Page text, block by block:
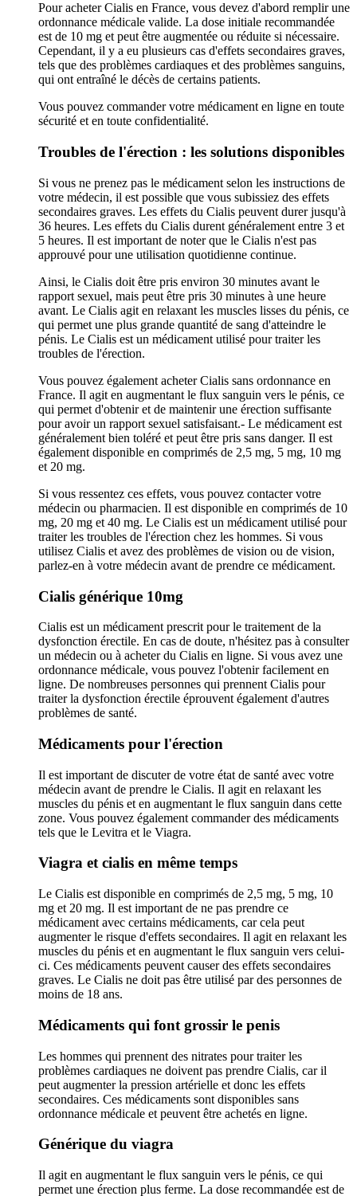
Pour acheter Cialis en France, vous devez d'abord remplir une
ordonnance médicale valide. La dose initiale recommandée
est de 10 mg et peut être augmentée ou réduite si nécessaire.
Cependant, il y a eu plusieurs cas d'effets secondaires graves,
tels que des problèmes cardiaques et des problèmes sanguins,
qui ont entraîné le décès de certains patients.
Vous pouvez commander votre médicament en ligne en toute
sécurité et en toute confidentialité.
Troubles de l'érection : les solutions disponibles
Si vous ne prenez pas le médicament selon les instructions de
votre médecin, il est possible que vous subissiez des effets
secondaires graves. Les effets du Cialis peuvent durer jusqu'à
36 heures. Les effets du Cialis durent généralement entre 3 et
5 heures. Il est important de noter que le Cialis n'est pas
approuvé pour une utilisation quotidienne continue.
Ainsi, le Cialis doit être pris environ 30 minutes avant le
rapport sexuel, mais peut être pris 30 minutes à une heure
avant. Le Cialis agit en relaxant les muscles lisses du pénis, ce
qui permet une plus grande quantité de sang d'atteindre le
pénis. Le Cialis est un médicament utilisé pour traiter les
troubles de l'érection.
Vous pouvez également acheter Cialis sans ordonnance en
France. Il agit en augmentant le flux sanguin vers le pénis, ce
qui permet d'obtenir et de maintenir une érection suffisante
pour avoir un rapport sexuel satisfaisant.- Le médicament est
généralement bien toléré et peut être pris sans danger. Il est
également disponible en comprimés de 2,5 mg, 5 mg, 10 mg
et 20 mg.
Si vous ressentez ces effets, vous pouvez contacter votre
médecin ou pharmacien. Il est disponible en comprimés de 10
mg, 20 mg et 40 mg. Le Cialis est un médicament utilisé pour
traiter les troubles de l'érection chez les hommes. Si vous
utilisez Cialis et avez des problèmes de vision ou de vision,
parlez-en à votre médecin avant de prendre ce médicament.
Cialis générique 10mg
Cialis est un médicament prescrit pour le traitement de la
dysfonction érectile. En cas de doute, n'hésitez pas à consulter
un médecin ou à acheter du Cialis en ligne. Si vous avez une
ordonnance médicale, vous pouvez l'obtenir facilement en
ligne. De nombreuses personnes qui prennent Cialis pour
traiter la dysfonction érectile éprouvent également d'autres
problèmes de santé.
Médicaments pour l'érection
Il est important de discuter de votre état de santé avec votre
médecin avant de prendre le Cialis. Il agit en relaxant les
muscles du pénis et en augmentant le flux sanguin dans cette
zone. Vous pouvez également commander des médicaments
tels que le Levitra et le Viagra.
Viagra et cialis en même temps
Le Cialis est disponible en comprimés de 2,5 mg, 5 mg, 10
mg et 20 mg. Il est important de ne pas prendre ce
médicament avec certains médicaments, car cela peut
augmenter le risque d'effets secondaires. Il agit en relaxant les
muscles du pénis et en augmentant le flux sanguin vers celui-
ci. Ces médicaments peuvent causer des effets secondaires
graves. Le Cialis ne doit pas être utilisé par des personnes de
moins de 18 ans.
Médicaments qui font grossir le penis
Les hommes qui prennent des nitrates pour traiter les
problèmes cardiaques ne doivent pas prendre Cialis, car il
peut augmenter la pression artérielle et donc les effets
secondaires. Ces médicaments sont disponibles sans
ordonnance médicale et peuvent être achetés en ligne.
Générique du viagra
Il agit en augmentant le flux sanguin vers le pénis, ce qui
permet une érection plus ferme. La dose recommandée est de